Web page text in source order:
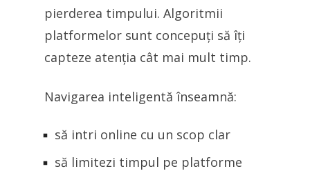
pierderea timpului. Algoritmii
platformelor sunt concepuți să îți
capteze atenția cât mai mult timp.
Navigarea inteligentă înseamnă:
să intri online cu un scop clar
să limitezi timpul pe platforme